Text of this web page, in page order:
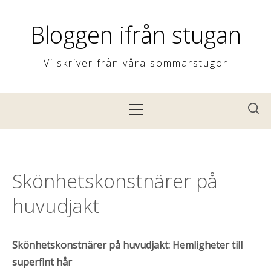
t
l
Bloggen ifrån stugan
Vi skriver från våra sommarstugor
r
r
y
Skönhetskonstnärer på
huvudjakt
Skönhetskonstnärer på huvudjakt: Hemligheter till
superfint hår